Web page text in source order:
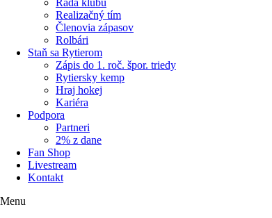
Rada klubu
Realizačný tím
Členovia zápasov
Rolbári
Staň sa Rytierom
Zápis do 1. roč. špor. triedy
Rytiersky kemp
Hraj hokej
Kariéra
Podpora
Partneri
2% z dane
Fan Shop
Livestream
Kontakt
Menu